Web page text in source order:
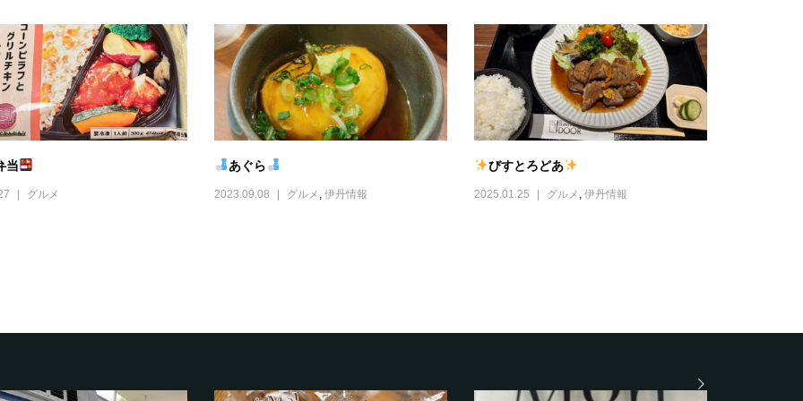
当
グルメ
あぐら
2023.09.08 グルメ , 伊丹情報
びすとろどあ
2025.01.25 グルメ , 伊丹情報